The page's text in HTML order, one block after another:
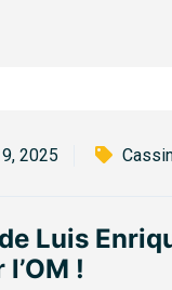
2025
Luis
!